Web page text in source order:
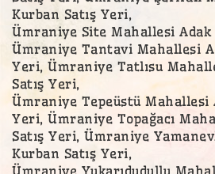
Kurban Satış Yeri,
Ümraniye Site Mahallesi Adak
Ümraniye Tantavi Mahallesi
Yeri, Ümraniye Tatlısu
Satış Yeri,
Ümraniye Tepeüstü Mahallesi
Yeri, Ümraniye Topağacı
Satış Yeri, Ümraniye
Kurban Satış Yeri,
Ümraniye Yukarıdudullu